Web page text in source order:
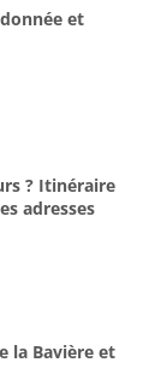
et
? Itinéraire
adresses
la Bavière et